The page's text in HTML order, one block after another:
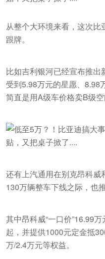
从整个大环境来看，这次
跟牌。
比如吉利银河已经宣布推
受到5.98万元的星愿、8.98
简直是用A级车价格卖B级空
还有上汽通用在别克昂科
130万辆整车下线之际，也
其中昂科威“一口价”16.99
起，并提供1000元定金抵
万/2.4万元等权益。